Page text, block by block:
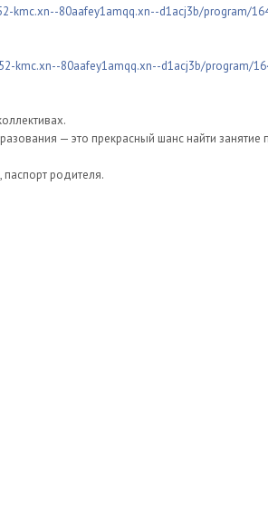
kmc.xn--80aafey1amqq.xn--d1acj3b/program/
kmc.xn--80aafey1amqq.xn--d1acj3b/program/
— это прекрасный шанс найти занятие
родителя.